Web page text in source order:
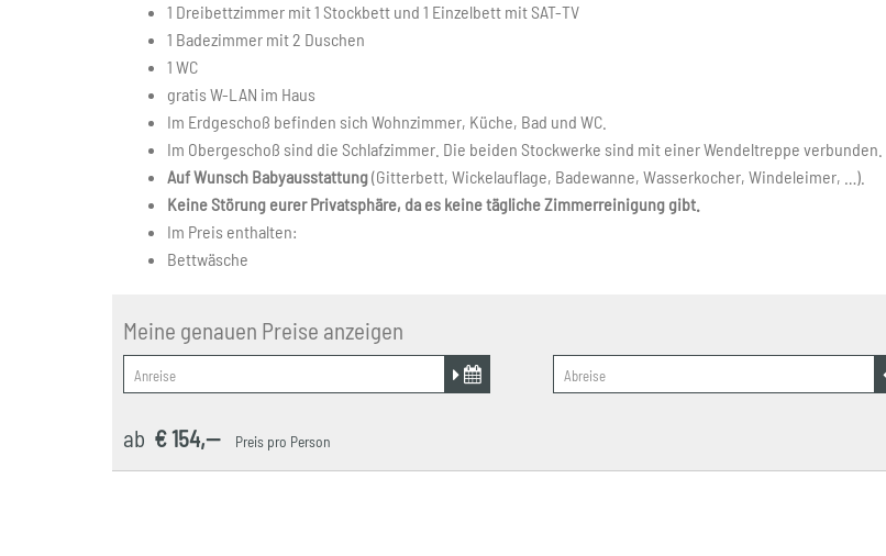
1 Dreibettzimmer mit 1 Stockbett und 1 Einzelbett mit SAT-TV
1 Badezimmer mit 2 Duschen
1 WC
gratis W-LAN im Haus
Im Erdgeschoß befinden sich Wohnzimmer, Küche, Bad und WC.
Im Obergeschoß sind die Schlafzimmer. Die beiden Stockwerke sind mit einer Wendeltreppe verbunden.
Auf Wunsch Babyausstattung(Gitterbett, Wickelauflage, Badewanne, Wasserkocher, Windeleimer, …).
Keine Störung eurer Privatsphäre, da es keine tägliche Zimmerreinigung gibt.
Im Preis enthalten:
Bettwäsche
Meine genauen Preise anzeigen
ab € 154,-- Preis pro Person